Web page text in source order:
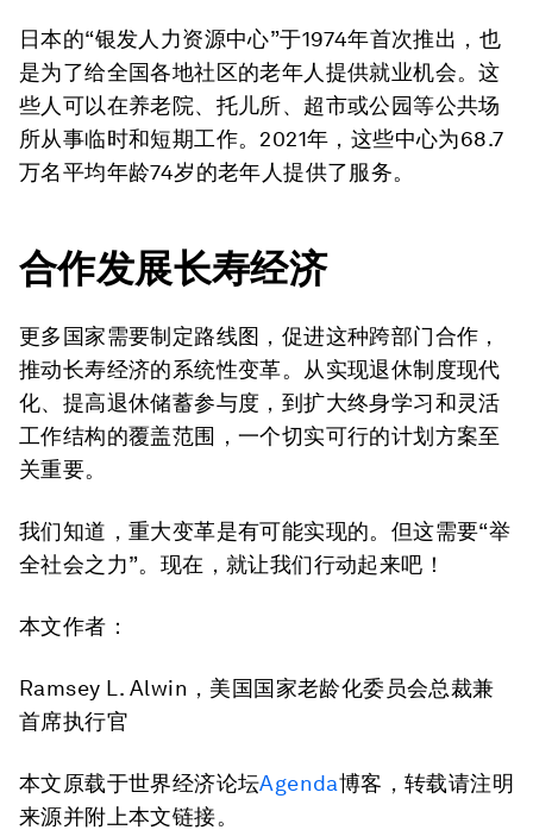
日本的“银发人力资源中心”于1974年首次推出，也
是为了给全国各地社区的老年人提供就业机会。这
些人可以在养老院、托儿所、超市或公园等公共场
所从事临时和短期工作。2021年，这些中心为68.7
万名平均年龄74岁的老年人提供了服务。
合作发展长寿经济
更多国家需要制定路线图，促进这种跨部门合作，
推动长寿经济的系统性变革。从实现退休制度现代
化、提高退休储蓄参与度，到扩大终身学习和灵活
工作结构的覆盖范围，一个切实可行的计划方案至
关重要。
我们知道，重大变革是有可能实现的。但这需要“举
全社会之力”。现在，就让我们行动起来吧！
本文作者：
Ramsey L. Alwin，美国国家老龄化委员会总裁兼
首席执行官
本文原载于世界经济论坛Agenda博客，转载请注明
来源并附上本文链接。